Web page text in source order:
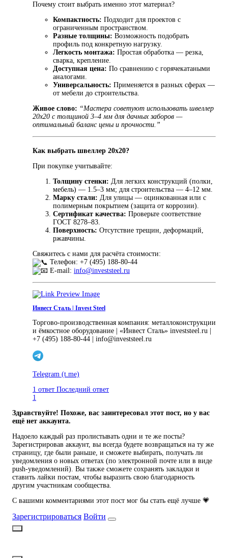
Почему стоит выбрать именно этот материал?
Компактность: Подходит для проектов с
ограниченным пространством.
Разные толщины: Возможность подобрать
профиль под конкретную нагрузку.
Легкость монтажа: Простая обработка — резка,
сварка, крепление.
Доступная цена: По сравнению с горячекатаными
аналогами.
Универсальность: Применяется в разных сферах —
от мебели до строительства.
Живое слово: “Мастера советуют использовать швеллер
20х20 с толщиной 3–4 мм для дачных заборов —
оптимальный баланс цены и прочности.”
Как выбрать швеллер 20х20?
При покупке учитывайте:
Толщину стенки: Для легких конструкций (полки,
мебель) — 1.5–3 мм; для строительства — 4–12 мм.
Марку стали: Для улицы — оцинкованная или с
полимерным покрытием (защита от коррозии).
Сертификат качества: Проверьте соответствие
ГОСТ 8278–83.
Поверхность: Отсутствие трещин, деформаций,
ржавчины.
Свяжитесь с нами для расчёта стоимости:
Телефон: +7 (495) 188-80-44
E-mail: info@investsteel.ru
Инвест Сталь | Invest Steel
Торгово-производственная компания: металлоконструкции
и ёмкостное оборудование | «Инвест Сталь» investsteel.ru |
+7 (495) 188-80-44 | info@investsteel.ru
Telegram (t.me)
1 ответ Последний ответ
1
Здравствуйте! Похоже, вас заинтересовал этот пост, но у вас
ещё нет аккаунта.
Надоело каждый раз пролистывать одни и те же посты?
Зарегистрировав аккаунт, вы всегда будете возвращаться на ту же
страницу, где были раньше, и сможете выбирать, получать ли
уведомления о новых ответах (по электронной почте или в виде
push-уведомлений). Вы также сможете сохранять закладки и
ставить лайки постам, чтобы выразить свою благодарность
другим участникам сообщества.
С вашими комментариями этот пост мог бы стать ещё лучше 💗
Зарегистрироваться Войти